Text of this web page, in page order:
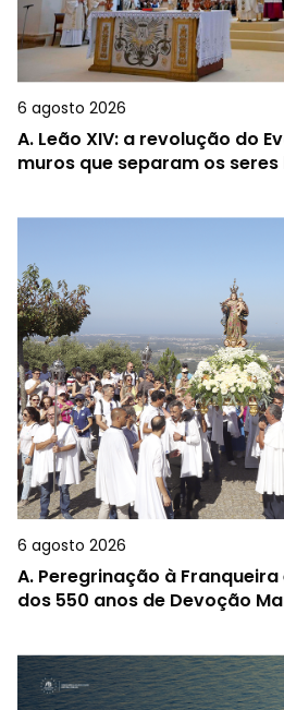
6 agosto 2026
A. Leão XIV: a revolução do
muros que separam os
6 agosto 2026
A. Peregrinação à
dos 550 anos de Devoção